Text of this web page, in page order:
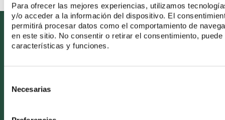
Para ofrecer las mejores experiencias, utilizamos
y/o acceder a la información del dispositivo. El
permitirá procesar datos como el comportamiento de
en este sitio. No consentir o retirar el consentimiento,
características y funciones.
Selection
Necesarias
VOZDENTAL
Quiénes somos